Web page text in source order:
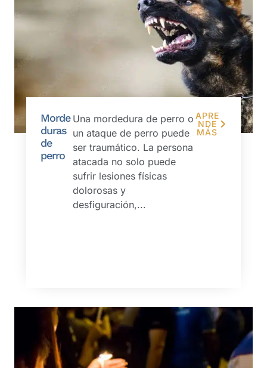
Morde
duras
de
perro
Una mordedura de perro o
un ataque de perro puede
ser traumático. La persona
atacada no solo puede
sufrir lesiones físicas
dolorosas y
desfiguración,...
APRE
NDE
MÁS